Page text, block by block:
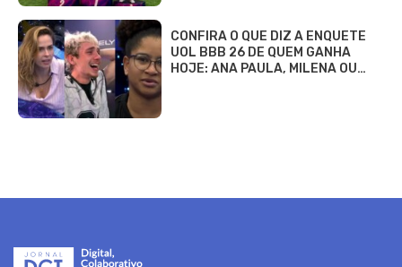
CONFIRA O QUE DIZ A ENQUETE
UOL BBB 26 DE QUEM GANHA
HOJE: ANA PAULA, MILENA OU…